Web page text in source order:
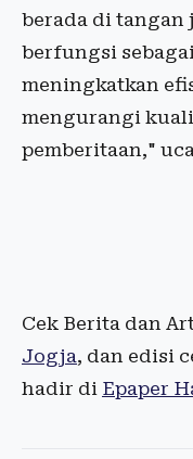
berada di tangan
berfungsi
meningkatkan
mengurangi
pemberitaan,"
Cek Berita dan
Jogja, dan edisi
hadir di Epaper